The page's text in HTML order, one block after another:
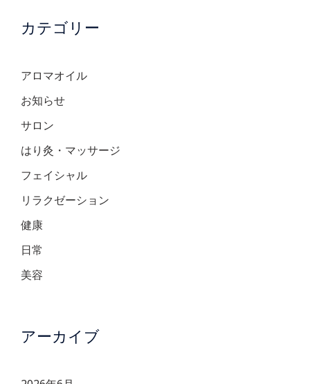
カテゴリー
アロマオイル
お知らせ
サロン
はり灸・マッサージ
フェイシャル
リラクゼーション
健康
日常
美容
アーカイブ